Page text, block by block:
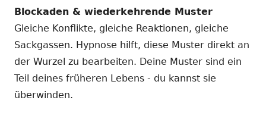
Blockaden & wiederkehrende Muster
Gleiche Konflikte, gleiche Reaktionen, gleiche
Sackgassen. Hypnose hilft, diese Muster direkt an
der Wurzel zu bearbeiten. Deine Muster sind ein
Teil deines früheren Lebens - du kannst sie
überwinden.